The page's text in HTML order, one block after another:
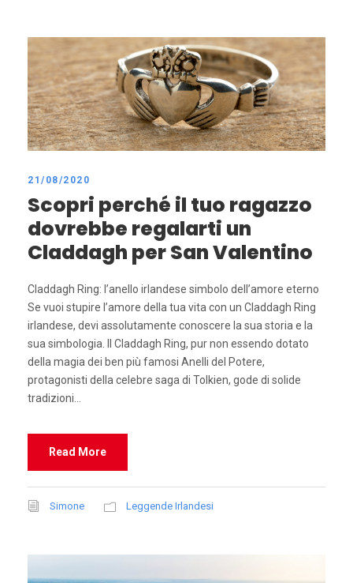
21/08/2020
Scopri perché il tuo ragazzo
dovrebbe regalarti un
Claddagh per San Valentino
Claddagh Ring: l’anello irlandese simbolo dell’amore eterno
Se vuoi stupire l’amore della tua vita con un Claddagh Ring
irlandese, devi assolutamente conoscere la sua storia e la
sua simbologia. Il Claddagh Ring, pur non essendo dotato
della magia dei ben più famosi Anelli del Potere,
protagonisti della celebre saga di Tolkien, gode di solide
tradizioni...
Read More
Simone Leggende Irlandesi